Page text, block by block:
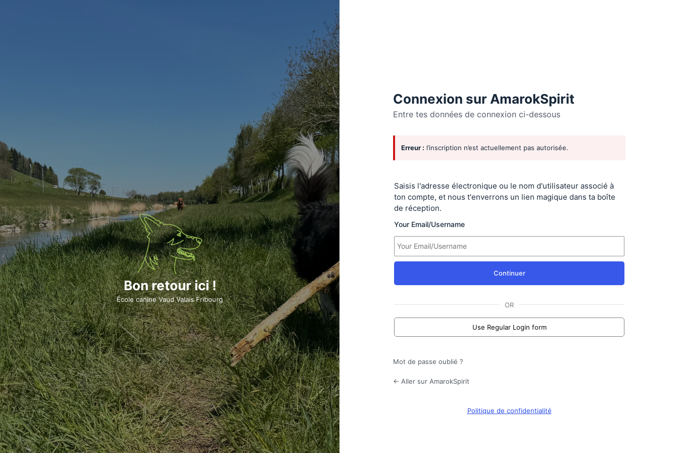
Connexion sur AmarokSpirit
Entre tes données de connexion ci-dessous
Se
connecter
Erreur : l’inscription n’est actuellement pas autorisée.
Saisis l'adresse électronique ou le nom d'utilisateur associé à
ton compte, et nous t'enverrons un lien magique dans ta boîte
de réception.
Your Email/Username
Continuer
OR
Use Regular Login form
Mot de passe oublié ?
← Aller sur AmarokSpirit
Politique de confidentialité
Bon retour ici !
École canine Vaud Valais Fribourg